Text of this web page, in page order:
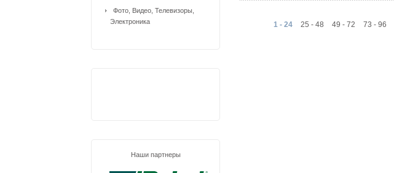
1 - 24 25 - 48 49 - 72 73 - 96
Фото, Видео, Телевизоры,
Электроника
Наши партнеры